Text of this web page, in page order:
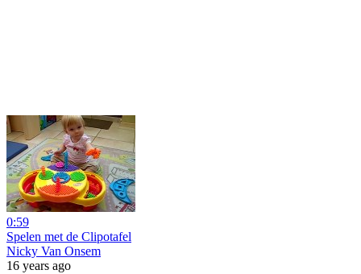
0:59
Spelen met de Clipotafel
Nicky Van Onsem
16 years ago